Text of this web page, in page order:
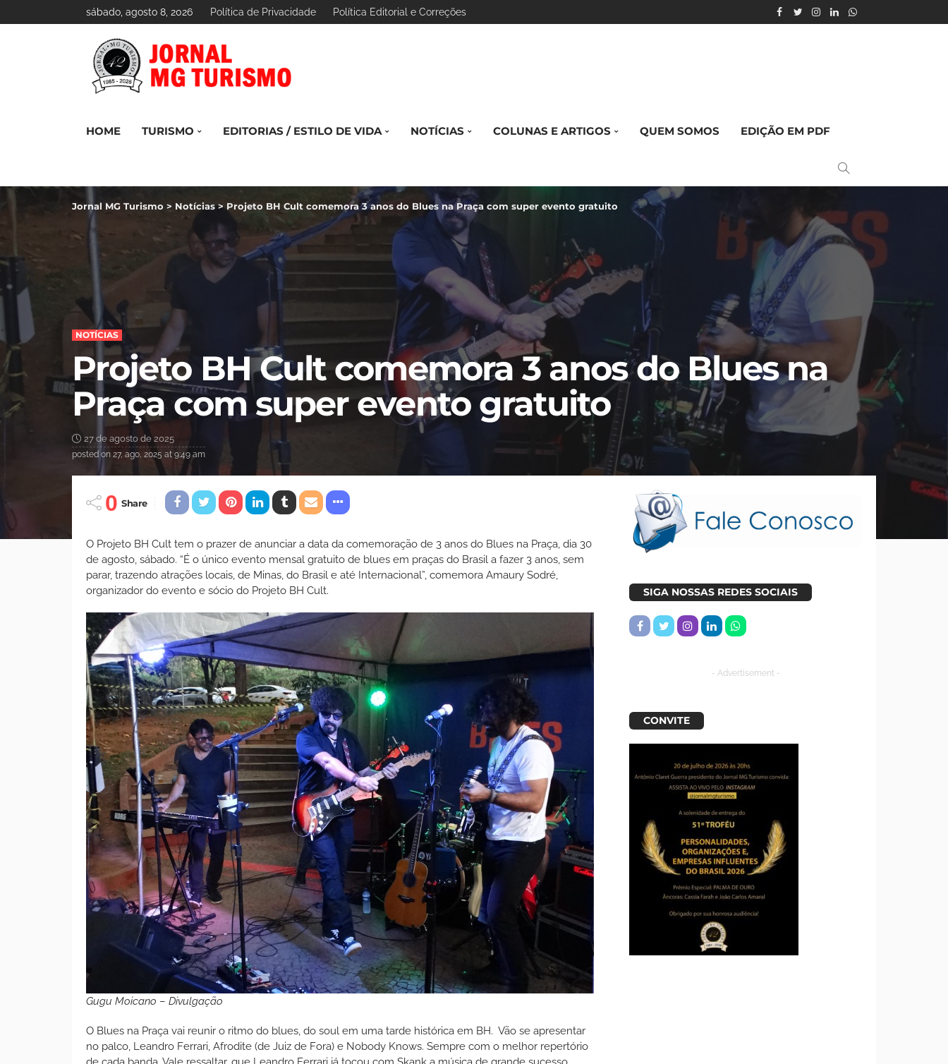
sábado, agosto 8, 2026 Política de Privacidade Política Editorial e Correções
HOME TURISMO EDITORIAS / ESTILO DE VIDA NOTÍCIAS COLUNAS E ARTIGOS QUEM SOMOS EDIÇÃO EM PDF
Jornal MG Turismo > Notícias> Projeto BH Cult comemora 3 anos do Blues na Praça com super evento gratuito
NOTÍCIAS
Projeto BH Cult comemora 3 anos do Blues na
Praça com super evento gratuito
27 de agosto de 2025
posted on 27, ago, 2025 at 9:49 am
0 Share
O Projeto BH Cult tem o prazer de anunciar a data da comemoração de 3 anos do Blues na Praça, dia 30
de agosto, sábado. “É o único evento mensal gratuito de blues em praças do Brasil a fazer 3 anos, sem
parar, trazendo atrações locais, de Minas, do Brasil e até Internacional”, comemora Amaury Sodré,
organizador do evento e sócio do Projeto BH Cult.
Gugu Moicano – Divulgação
O Blues na Praça vai reunir o ritmo do blues, do soul em uma tarde histórica em BH. Vão se apresentar
no palco, Leandro Ferrari, Afrodite (de Juiz de Fora) e Nobody Knows. Sempre com o melhor repertório
SIGA NOSSAS REDES SOCIAIS
- Advertisement -
CONVITE